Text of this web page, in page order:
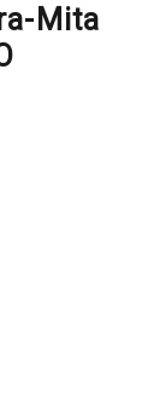
Mita